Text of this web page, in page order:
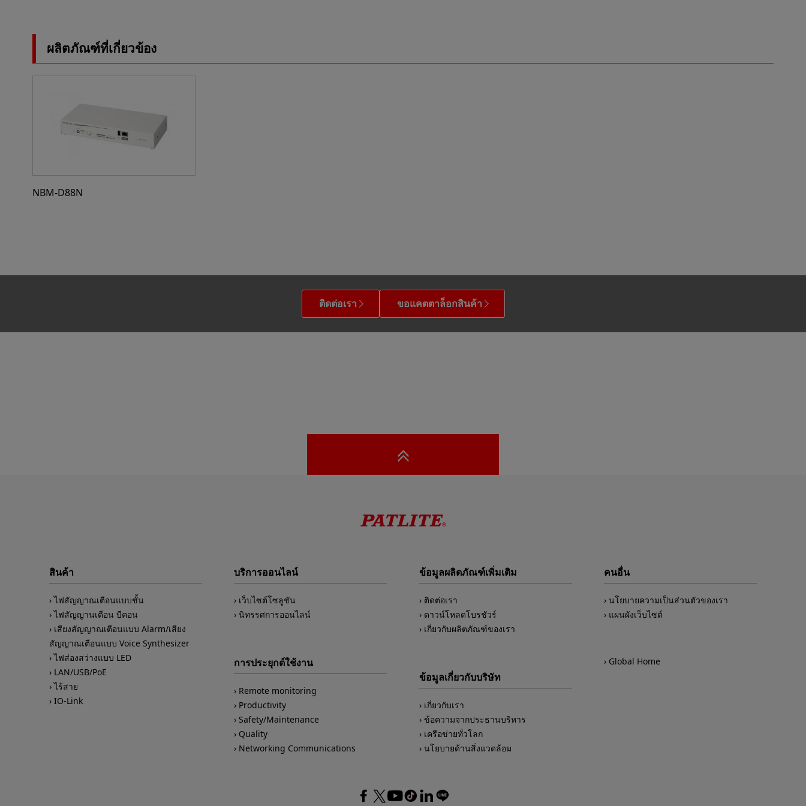
ผลิตภัณฑ์ที่เกี่ยวข้อง
NBM-D88N
ติดต่อเรา ขอแคตตาล็อกสินค้า
สินค้า
ไฟสัญญาณเตือนแบบชั้น
ไฟสัญญานเตือน บีคอน
เสียงสัญญาณเตือนแบบ Alarm/เสียง
สัญญาณเตือนแบบ Voice Synthesizer
ไฟส่องสว่างแบบ LED
LAN/USB/PoE
ไร้สาย
IO-Link
บริการออนไลน์
เว็บไซต์โซลูชัน
นิทรรศการออนไลน์
การประยุกต์ใช้งาน
Remote monitoring
Productivity
Safety/Maintenance
Quality
Networking Communications
ข้อมูลผลิตภัณฑ์เพิ่มเติม
ติดต่อเรา
ดาวน์โหลดโบรชัวร์
เกี่ยวกับผลิตภัณฑ์ของเรา
ข้อมูลเกี่ยวกับบริษัท
เกี่ยวกับเรา
ข้อความจากประธานบริหาร
เครือข่ายทั่วโลก
นโยบายด้านสิ่งแวดล้อม
คนอื่น
นโยบายความเป็นส่วนตัวของเรา
แผนผังเว็บไซต์
Global Home